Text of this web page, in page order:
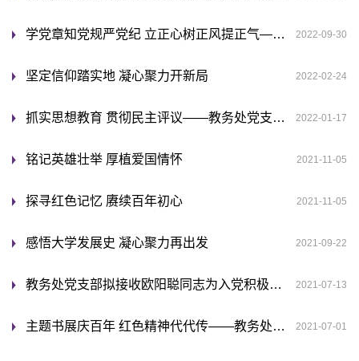
学党章知党规严党纪 立正心树正风提正气——教务处党支部开展纪律教育月专题学习 2022-09-30
坚定信仰踏实地 凝心聚力开新局 2022-02-24
抓实思想教育 贯彻民主评议——教务处党支部召开2021年度组织生活会 2022-01-17
铭记英雄壮举 厚植爱国情怀 2021-11-05
探寻红色记忆 赓续百年初心 2021-11-05
感悟大学发展史 凝心聚力再出发 2021-09-22
教务处党支部拟接收欧阳聪同志为入党积极分子的公示 2021-07-13
主题书展庆百年 红色精神代代传——教务处党支部组织参观建党百年主题展览 2021-07-01